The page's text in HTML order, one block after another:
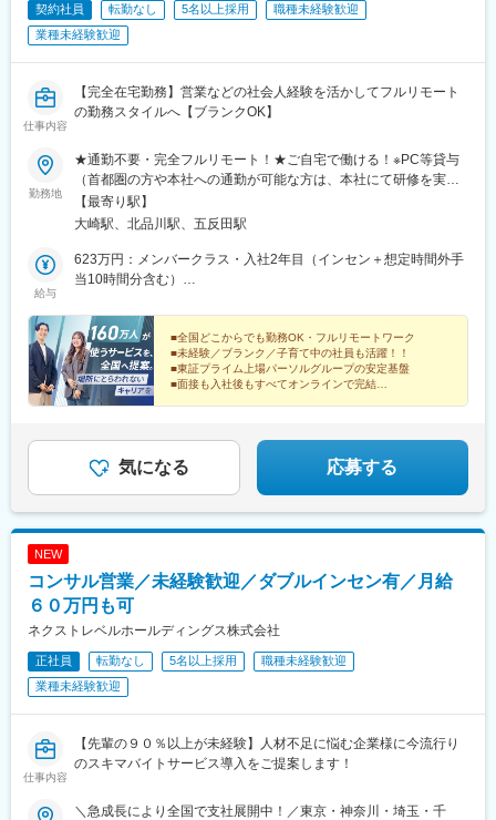
ンター前駅、函館駅、弘前駅、青葉通一番町駅、愛宕橋駅、長井
駅、駅東公園前駅、前橋駅、西武秩父駅、栄町駅(千葉県)、成田
駅、京成船橋駅、九段下駅、上野広小路駅、馬喰横山駅、九品仏
高島駅、大庭駅、新富町駅(富山県)、福井城址大名町駅、遠州病院
駅、駅前大通駅、栄町駅(愛知県)、あすなろう四日市駅、石場駅、
時計前駅、山陽姫路駅、岡山駅、稲荷町駅(広島県)、中電前駅、眉
山ロープウェイ山麓駅、高松築港駅、堀詰駅、西小倉駅、東中間
駅、花畑駅、原爆資料館駅、中佐世保駅、通町筋駅、加治屋町
駅、牧志駅、市役所前駅(北海道)、勾当台公園駅、宮城野通駅、宇
都宮駅東口駅、秩父駅、千葉中央駅、東海神駅、神保町駅、湯島
駅、小伝馬町駅、仲御徒町駅、奥沢駅、立川南駅、秋葉原駅、日
ノ出町駅、横浜駅、桜木町駅、桜橋駅(富山県)、福井駅、新浜松
駅、新豊橋駅、栄駅(愛知県)、大津駅、丸太町駅(京都市営)、四ツ
(岡山県)、松川町駅、本通駅、瓦町駅、南堀端駅、デンテツターミ
ナルビル前駅、平和通駅、大橋駅(長崎県)、佐世保駅、九品寺交差
点駅、甲東中学校前駅、県庁前駅(沖縄県)
契約社員 転勤なし 5名以上採用
職種未経験歓迎
業種未経験歓迎
仕事内容
【完全在宅勤務】営業などの社会人経験を活かしてフルリモート
の勤務スタイルへ【ブランクOK】
勤務地
★通勤不要・完全フルリモート！★ご自宅で働ける！※PC等貸与
（首都圏の方や本社への通勤が可能な方は、本社にて研修を実施
後に在宅勤務となります）………………………………………【本
社】東京都品川区北品川5-1-18 住友不動産大崎ツインビル東館
んかい線 「大崎駅」新東口より徒歩8分■東急池上線 「五反田駅」
東急五反田駅出口より徒歩9分 ■JR山手線 「五反田駅」より徒歩
【最寄り駅】
大崎駅、北品川駅、五反田駅
給与
623万円：メンバークラス・入社2年目（インセン＋想定時間外手
当10時間分含む）
当10時間分含む）
■全国どこからでも勤務OK・フルリモートワーク
■未経験／ブランク／子育て中の社員も活躍！！
■東証プライム上場パーソルグループの安定基盤
■面接も入社後もすべてオンラインで完結
気になる 応募する
NEW
コンサル営業／未経験歓迎／ダブルインセン有／月給
６０万円も可
ネクストレベルホールディングス株式会社
正社員 転勤なし 5名以上採用
職種未経験歓迎
業種未経験歓迎
仕事内容
【先輩の９０％以上が未経験】人材不足に悩む企業様に今流行り
のスキマバイトサービス導入をご提案します！
＼急成長により全国で支社展開中！／東京・神奈川・埼玉・千